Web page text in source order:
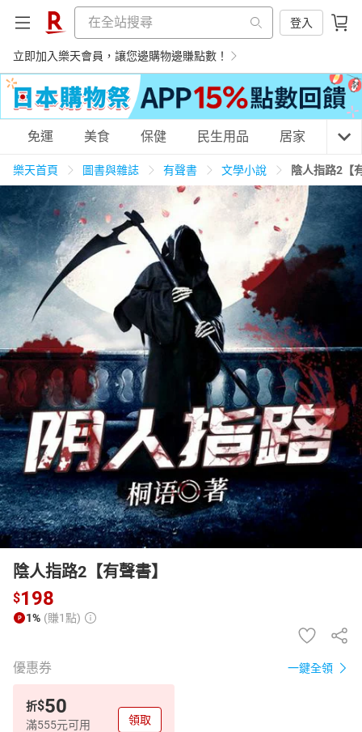
登入
立即加入樂天會員，讓您邊購物邊賺點數！
購物網分類
天天免運 美食蛋糕 民生用品
居家生活 3C家電 運動休閒
女裝 男裝 化妝保養 情趣用品
日本購物 電子/紙本書
HOT
免運 美食 保健 民生用品 居家 3C
樂天首頁 圖書與雜誌 有聲書 文學小說 陰人指路2【
陰人指路2【有聲書】
$198
1% (賺1點)
優惠券 一鍵全領
折$50
滿555元可用 領取